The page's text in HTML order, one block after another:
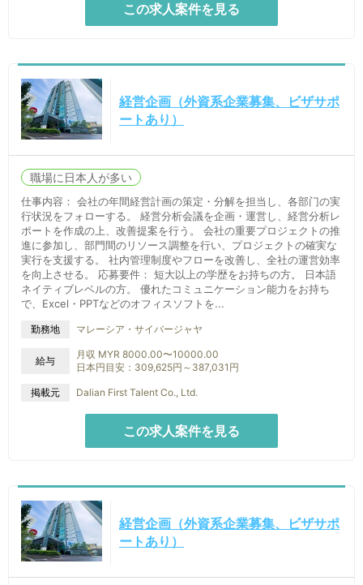
この求人案件を見る
経営企画（外資系企業募集、ビザサポ
ートあり）
職場に日本人が多い
仕事内容： 会社の年間経営計画の策定・分解を担当し、各部门の実
行状況をフォローする。 経営分析会議を企画・運営し、経営分析レ
ポートを作成の上、改善提案を行う。 会社の重要プロジェクトの推
進に参加し、部門間のリソース調整を行い、プロジェクトの確実な
実行を支援する。 社内管理制度やフローを改善し、全社の運営効率
を向上させる。 応募要件： 短大以上の学歴をお持ちの方。 日本語
ネイティブレベルの方。 優れたコミュニケーション能力をお持ち
で、Excel・PPTなどのオフィスソフトを...
勤務地 マレーシア・サイバージャヤ
給与
月収 MYR 8000.00〜10000.00
日本円目安：309,625円～387,031円
掲載元 Dalian First Talent Co., Ltd.
この求人案件を見る
経営企画（外資系企業募集、ビザサポ
ートあり）